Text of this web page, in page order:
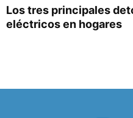
Los tres principales
eléctricos en hogares